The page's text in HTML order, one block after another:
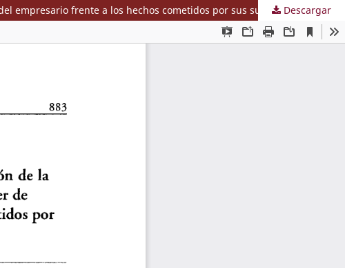
empresario frente a los hechos cometidos por sus subordinados
Descargar